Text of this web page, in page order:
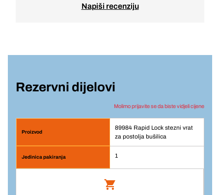
Napiši recenziju
Rezervni dijelovi
Molimo prijavite se da biste vidjeli cijene
89984 Rapid Lock stezni vrat
za postolja bušilica
1